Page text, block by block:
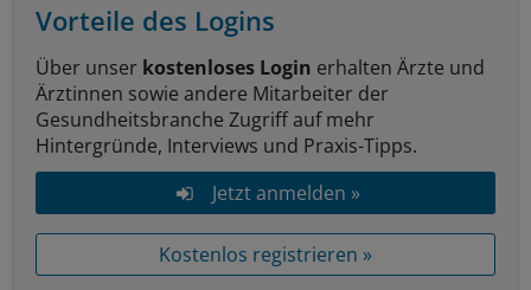
Vorteile des Logins
Über unser kostenloses Login erhalten Ärzte und
Ärztinnen sowie andere Mitarbeiter der
Gesundheitsbranche Zugriff auf mehr
Hintergründe, Interviews und Praxis-Tipps.
Jetzt anmelden »
Kostenlos registrieren »